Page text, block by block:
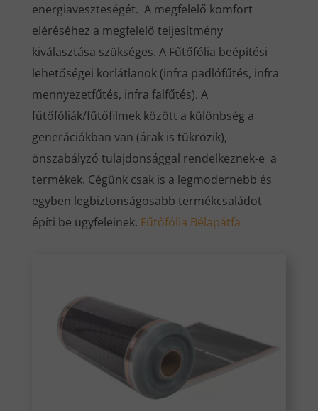
energiaveszteségét. A megfelelő komfort
eléréséhez a megfelelő teljesítmény
kiválasztása szükséges. A Fűtőfólia beépítési
lehetőségei korlátlanok (infra padlófűtés, infra
mennyezetfűtés, infra falfűtés). A
fűtőfóliák/fűtőfilmek között a különbség a
generációkban van (árak is tükrözik),
önszabályzó tulajdonsággal rendelkeznek-e a
termékek. Cégünk csak is a legmodernebb és
egyben legbiztonságosabb termékcsaládot
építi be ügyfeleinek. Fűtőfólia Bélapátfa